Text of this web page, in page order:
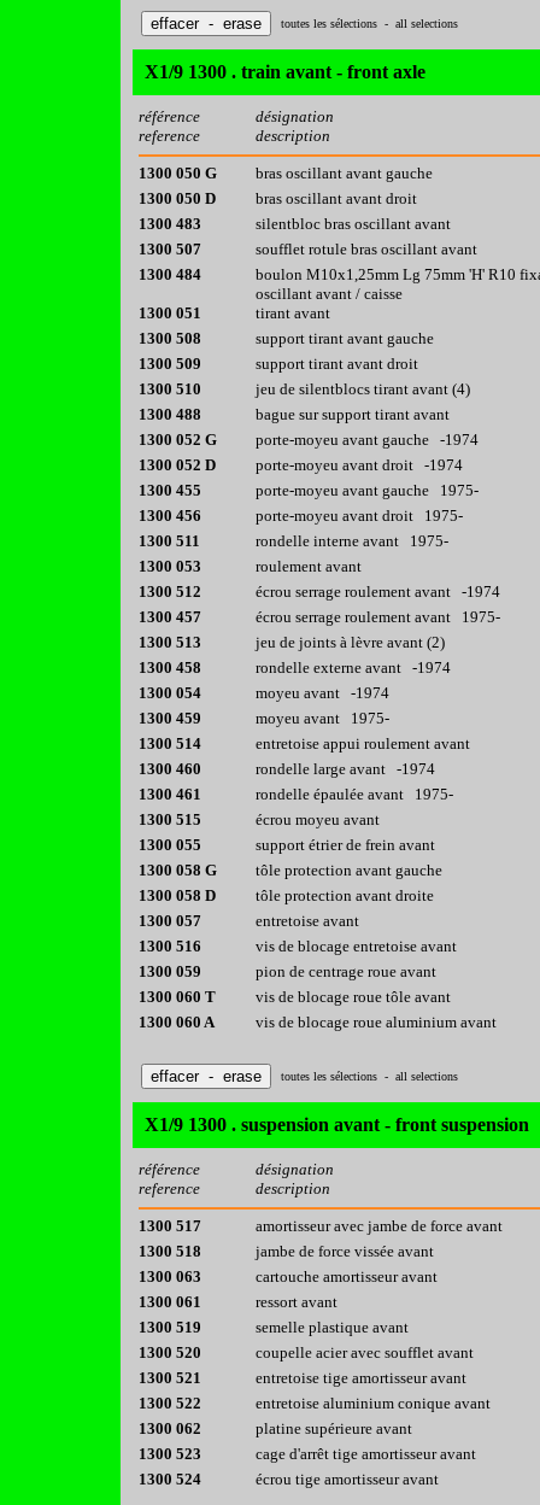
toutes les sélections - all selections
X1/9 1300 . train avant - front axle
référence
reference
désignation
description
1300 050 G
bras oscillant avant gauche
1300 050 D
bras oscillant avant droit
1300 483
silentbloc bras oscillant avant
1300 507
soufflet rotule bras oscillant avant
1300 484
boulon M10x1,25mm Lg 75mm 'H' R10
oscillant avant / caisse
1300 051
tirant avant
1300 508
support tirant avant gauche
1300 509
support tirant avant droit
1300 510
jeu de silentblocs tirant avant (4)
1300 488
bague sur support tirant avant
1300 052 G
porte-moyeu avant gauche -1974
1300 052 D
porte-moyeu avant droit -1974
1300 455
porte-moyeu avant gauche 1975-
1300 456
porte-moyeu avant droit 1975-
1300 511
rondelle interne avant 1975-
1300 053
roulement avant
1300 512
écrou serrage roulement avant -1974
1300 457
écrou serrage roulement avant 1975-
1300 513
jeu de joints à lèvre avant (2)
1300 458
rondelle externe avant -1974
1300 054
moyeu avant -1974
1300 459
moyeu avant 1975-
1300 514
entretoise appui roulement avant
1300 460
rondelle large avant -1974
1300 461
rondelle épaulée avant 1975-
1300 515
écrou moyeu avant
1300 055
support étrier de frein avant
1300 058 G
tôle protection avant gauche
1300 058 D
tôle protection avant droite
1300 057
entretoise avant
1300 516
vis de blocage entretoise avant
1300 059
pion de centrage roue avant
1300 060 T
vis de blocage roue tôle avant
1300 060 A
vis de blocage roue aluminium avant
toutes les sélections - all selections
X1/9 1300 . suspension avant - front suspension
référence
reference
désignation
description
1300 517
amortisseur avec jambe de force avant
1300 518
jambe de force vissée avant
1300 063
cartouche amortisseur avant
1300 061
ressort avant
1300 519
semelle plastique avant
1300 520
coupelle acier avec soufflet avant
1300 521
entretoise tige amortisseur avant
1300 522
entretoise aluminium conique avant
1300 062
platine supérieure avant
1300 523
cage d'arrêt tige amortisseur avant
1300 524
écrou tige amortisseur avant